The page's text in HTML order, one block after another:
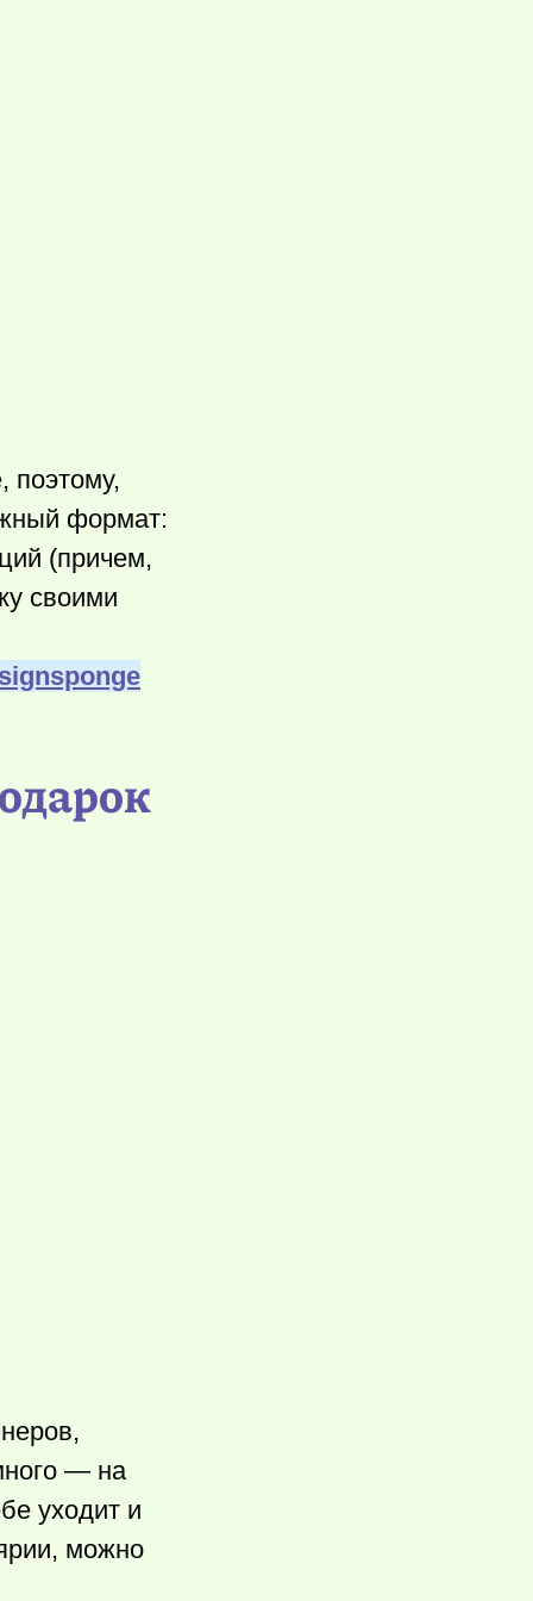
поэтому,
формат:
(причем,
своими
— на
уходит и
можно